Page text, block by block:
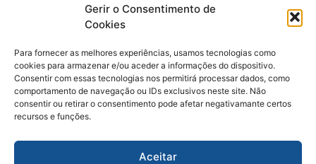
Trilha IA no Jurídico
Artigos assinados por Manuella Gelli,
especialista em Legal Operations & IA.
Gerir o Consentimento de
Cookies
Para fornecer as melhores experiências, usamos tecnologias como
cookies para armazenar e/ou aceder a informações do dispositivo.
Consentir com essas tecnologias nos permitirá processar dados, como
comportamento de navegação ou IDs exclusivos neste site. Não
consentir ou retirar o consentimento pode afetar negativamante certos
recursos e funções.
Aceitar
Links relevantes
Espaider Escritórios - Completo
Espaider Essencial
TRM - sistema de chamados
(11) 3262-1890 | (47) 3328- 2929